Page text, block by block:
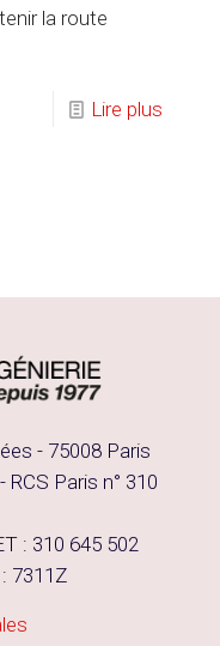
la route
Lire plus
- 75008 Paris
RCS Paris n° 310
: 310 645 502
7311Z